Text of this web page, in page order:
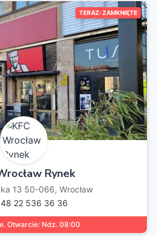
TERAZ: ZAMKNIĘTE
Rynek
13 50-066, Wrocław
22 536 36 36
Otwarcie: Ndz. 08:00